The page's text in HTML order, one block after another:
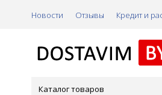
Новости Отзывы Кредит и
Каталог товаров